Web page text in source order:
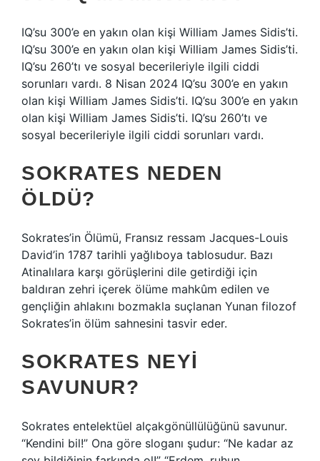
IQ’su 300’e en yakın olan kişi William James Sidis’ti.
IQ’su 300’e en yakın olan kişi William James Sidis’ti.
IQ’su 260’tı ve sosyal becerileriyle ilgili ciddi
sorunları vardı. 8 Nisan 2024 IQ’su 300’e en yakın
olan kişi William James Sidis’ti. IQ’su 300’e en yakın
olan kişi William James Sidis’ti. IQ’su 260’tı ve
sosyal becerileriyle ilgili ciddi sorunları vardı.
SOKRATES NEDEN
ÖLDÜ?
Sokrates’in Ölümü, Fransız ressam Jacques-Louis
David’in 1787 tarihli yağlıboya tablosudur. Bazı
Atinalılara karşı görüşlerini dile getirdiği için
baldıran zehri içerek ölüme mahkûm edilen ve
gençliğin ahlakını bozmakla suçlanan Yunan filozof
Sokrates’in ölüm sahnesini tasvir eder.
SOKRATES NEYI
SAVUNUR?
Sokrates entelektüel alçakgönüllülüğünü savunur.
“Kendini bil!” Ona göre sloganı şudur: “Ne kadar az